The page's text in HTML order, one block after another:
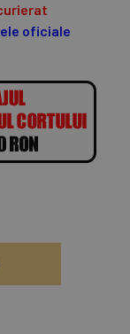
oficiale